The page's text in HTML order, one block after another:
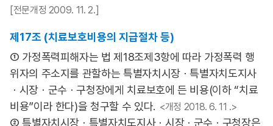
[전문개정 2009. 11. 2.]
제17조 (치료보호비용의 지급절차 등)
① 가정폭력피해자는 법 제18조제3항에 따라 가정폭력 행
위자의 주소지를 관할하는 특별자치시장ㆍ특별자치도지사
ㆍ시장ㆍ군수ㆍ구청장에게 치료보호에 든 비용(이하 “치료
비용”이라 한다)을 청구할 수 있다. <개정 2018. 6. 11 .>
② 특별자치시장ㆍ특별자치도지사ㆍ시장ㆍ군수ㆍ구청장은